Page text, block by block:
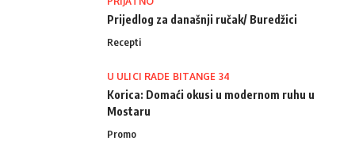
Prijedlog za današnji ručak/ Buredžici
Recepti
U ULICI RADE BITANGE 34
Korica: Domaći okusi u modernom ruhu u
Mostaru
Promo